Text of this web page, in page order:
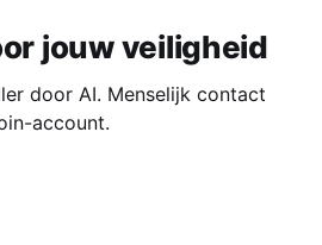
jouw veiligheid
door AI. Menselijk contact
account.